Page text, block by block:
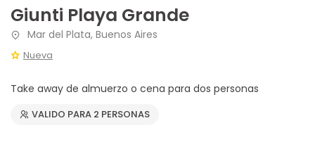
Giunti Playa Grande
Mar del Plata, Buenos Aires
Nueva
Take away de almuerzo o cena para dos personas
VALIDO PARA 2 PERSONAS